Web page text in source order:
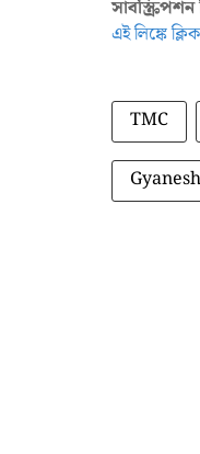
সাবস্ক্রিপশন
এই লিঙ্কে
TMC